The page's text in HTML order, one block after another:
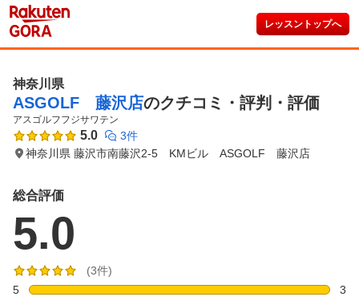
レッスントップへ
神奈川県
ASGOLF 藤沢店のクチコミ・評判・評価
アスゴルフフジサワテン
5.0
3件
神奈川県 藤沢市南藤沢2-5 KMビル ASGOLF 藤沢店
総合評価
5.0
(3件)
5
3